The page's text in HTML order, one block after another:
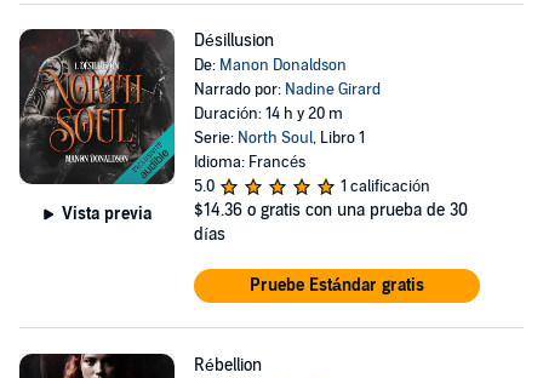
Vista previa
Désillusion
De: Manon Donaldson
Narrado por: Nadine Girard
Duración: 14 h y 20 m
Serie: North Soul, Libro 1
Idioma: Francés
5.0
1 calificación
$14.36 o gratis con una prueba de 30
días
Pruebe Estándar gratis
Rébellion